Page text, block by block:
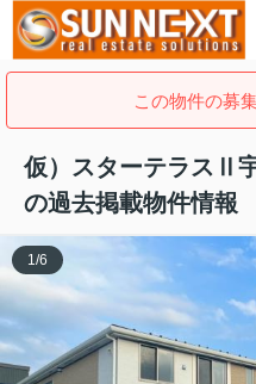
この物件の募
仮）スターテラスⅡ
の過去掲載物件情報
1/6